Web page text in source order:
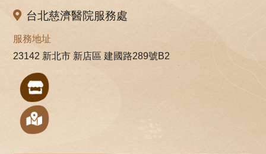
台北慈濟醫院服務處
服務地址
23142 新北市 新店區 建國路289號B2